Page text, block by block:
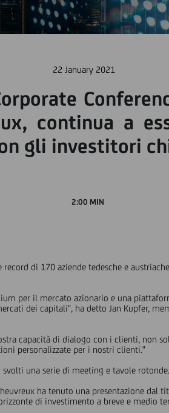
22 January 2021
continua a
gli investitori
2:00 MIN
di 170 aziende tedesche e
per il mercato azionario e una
dei capitali", ha detto Jan Kupfer,
capacità di dialogo con i clienti, non
personalizzate per i nostri clienti."
una serie di meeting e tavole rotonde.
ha tenuto una presentazione dal
di investimento a breve e medio